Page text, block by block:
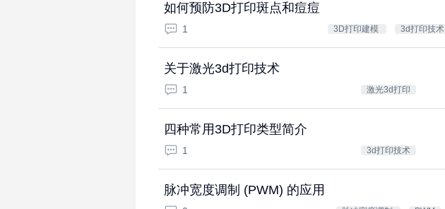
如何预防3D打印斑点和痘痘
1 3D打印建模 3d打印技术
关于激光3d打印技术
1 激光3d打印
四种常用3D打印类型简介
1 3d打印技术
脉冲宽度调制 (PWM) 的应用